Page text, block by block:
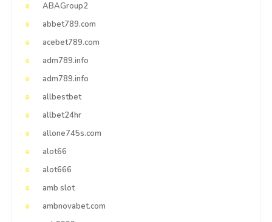
ABAGroup2
abbet789.com
acebet789.com
adm789.info
adm789.info
allbestbet
allbet24hr
allone745s.com
alot66
alot666
amb slot
ambnovabet.com